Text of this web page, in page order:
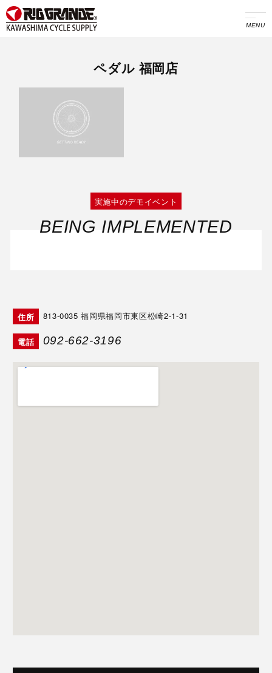
MENU
ペダル 福岡店
実施中のデモイベント
BEING IMPLEMENTED
住所 813-0035福岡県福岡市東区松崎2-1-31
電話 092-662-3196